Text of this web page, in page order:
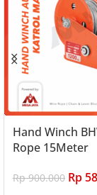
Hand Winch
Rope 15Meter
Rp900.000 Rp